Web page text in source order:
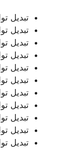
تبديل
تبديل
تبديل
تبديل
تبديل
تبديل
تبديل
تبديل
تبديل
تبديل
تبديل